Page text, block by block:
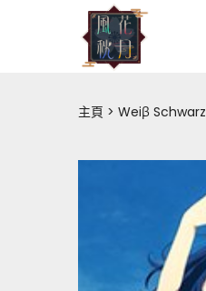
主頁 Weiβ Schwarz